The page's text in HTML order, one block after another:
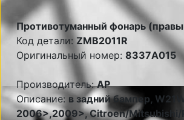
Противотуманный фонарь
Код детали: ZMB2011R
Оригинальный номер: 8337A015
Производитель:AP
Описание: в задний бампер,
2006>,2009>, Citroen/Mitsubishi/